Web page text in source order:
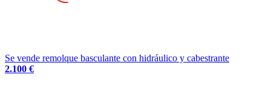
Se vende remolque basculante con hidráulico y cabestrante
2.100 €